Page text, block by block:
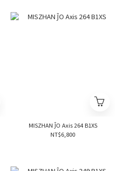
MISZHAN ĴO Axis 264 B1XS
NT$6,800